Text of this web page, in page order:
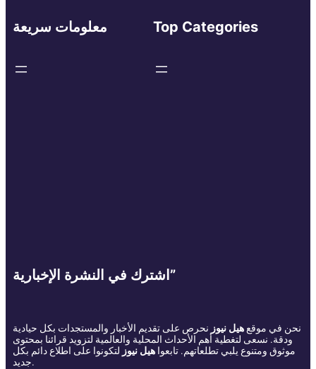
معلومات سريعة Top Categories
اشترك في النشرة الإخبارية”
نحن في موقعهيل نيوز نحرص على تقديم الأخبار والمستجدات بكل حيادية
ودقة. نسعى لتغطية أهم الأحداث المحلية والعالمية لتزويد قرائنا بمحتوى
موثوق ومتنوع يلبي تطلعاتهم. تابعوا هيل نيوز لتكونوا على اطلاع دائم بكل
جديد.